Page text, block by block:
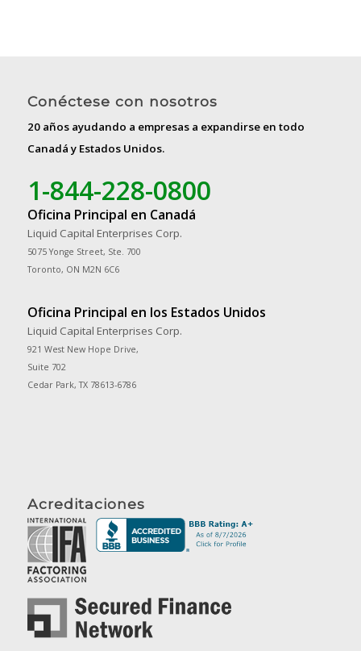
Conéctese con nosotros
20 años ayudando a empresas a expandirse en todo
Canadá y Estados Unidos.
1-844-228-0800
Oficina Principal en Canadá
Liquid Capital Enterprises Corp.
5075 Yonge Street, Ste. 700
Toronto, ON M2N 6C6
Oficina Principal en los Estados Unidos
Liquid Capital Enterprises Corp.
921 West New Hope Drive,
Suite 702
Cedar Park, TX 78613-6786
Acreditaciones